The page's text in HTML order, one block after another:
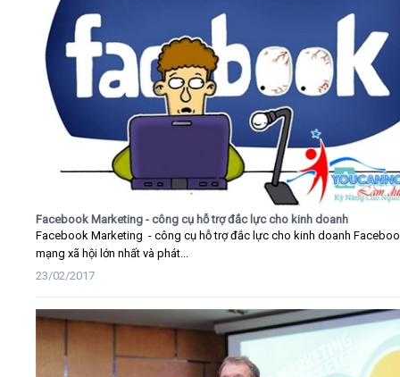
Facebook Marketing - công cụ hỗ trợ đắc lực cho kinh doanh
Facebook Marketing - công cụ hỗ trợ đắc lực cho kinh doanh
mạng xã hội lớn nhất và phát...
23/02/2017